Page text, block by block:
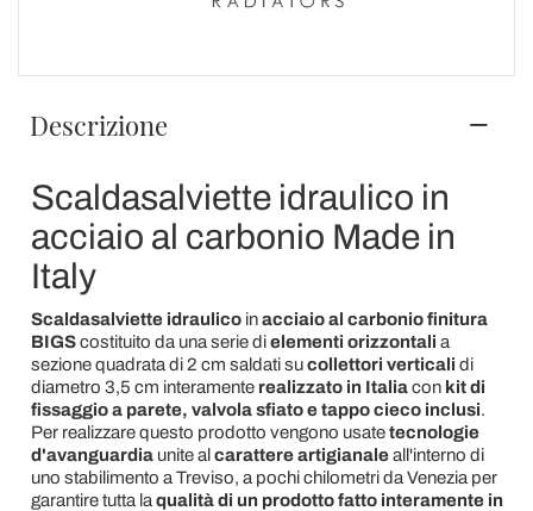
Descrizione
Scaldasalviette idraulico in
acciaio al carbonio Made in
Italy
Scaldasalviette idraulicoinacciaio al carboniofinitura
BIGScostituito da una serie dielementi orizzontali a
sezione quadrata di 2 cm saldati sucollettori verticali di
diametro 3,5 cm interamenterealizzato in Italiaconkit di
fissaggio a parete, valvola sfiato e tappo cieco inclusi.
Per realizzare questo prodotto vengono usatetecnologie
d'avanguardiaunite al carattere artigianaleall'interno di
uno stabilimento a Treviso, a pochi chilometri da Venezia per
garantire tutta la qualità di un prodotto fatto interamente in